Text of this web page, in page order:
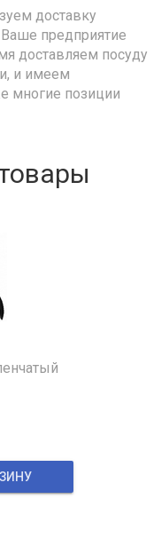
доставку
предприятие
доставляем посуду
и имеем
многие позиции